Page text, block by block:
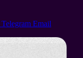
Telegram Email